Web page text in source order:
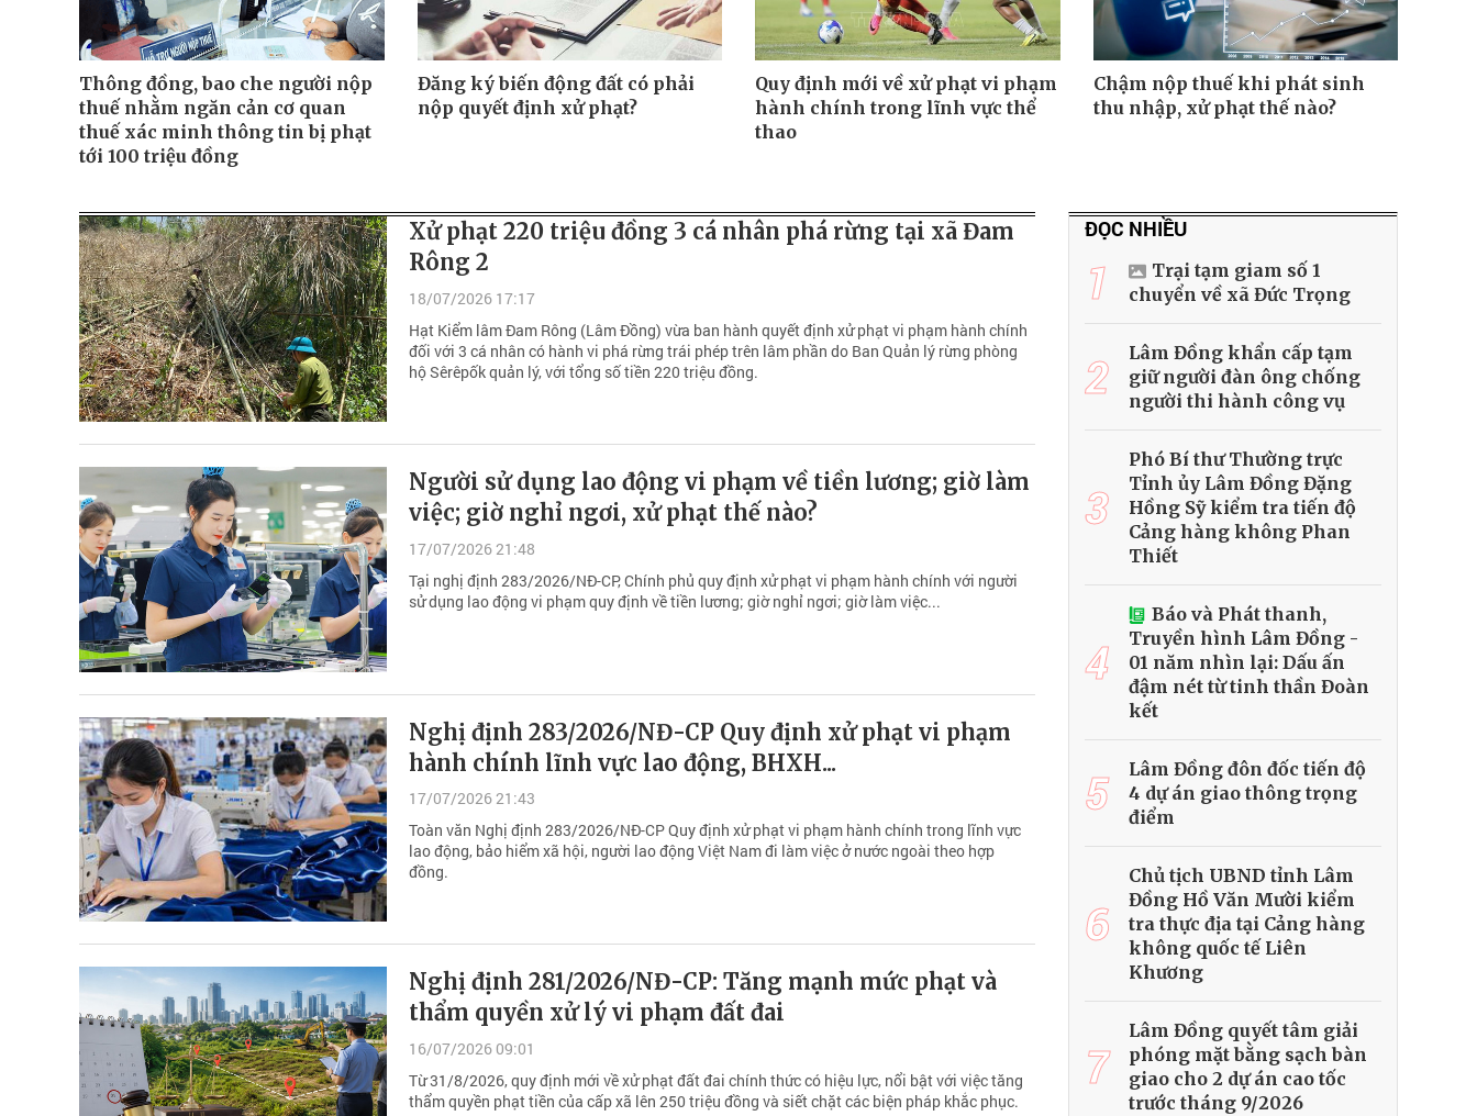
Thông đồng, bao che người nộp
thuế nhằm ngăn cản cơ quan
thuế xác minh thông tin bị phạt
tới 100 triệu đồng
Đăng ký biến động đất có phải
nộp quyết định xử phạt?
Quy định mới về xử phạt vi phạm
hành chính trong lĩnh vực thể
thao
Chậm nộp thuế khi phát sinh
thu nhập, xử phạt thế nào?
Xử phạt 220 triệu đồng 3 cá nhân phá rừng tại xã Đam
Rông 2
18/07/2026 17:17
Hạt Kiểm lâm Đam Rông (Lâm Đồng) vừa ban hành quyết định xử phạt vi phạm hành chính
đối với 3 cá nhân có hành vi phá rừng trái phép trên lâm phần do Ban Quản lý rừng phòng
hộ Sêrêpốk quản lý, với tổng số tiền 220 triệu đồng.
Người sử dụng lao động vi phạm về tiền lương; giờ làm
việc; giờ nghỉ ngơi, xử phạt thế nào?
17/07/2026 21:48
Tại nghị định 283/2026/NĐ-CP, Chính phủ quy định xử phạt vi phạm hành chính với người
sử dụng lao động vi phạm quy định về tiền lương; giờ nghỉ ngơi; giờ làm việc...
Nghị định 283/2026/NĐ-CP Quy định xử phạt vi phạm
hành chính lĩnh vực lao động, BHXH...
17/07/2026 21:43
Toàn văn Nghị định 283/2026/NĐ-CP Quy định xử phạt vi phạm hành chính trong lĩnh vực
lao động, bảo hiểm xã hội, người lao động Việt Nam đi làm việc ở nước ngoài theo hợp
đồng.
Nghị định 281/2026/NĐ-CP: Tăng mạnh mức phạt và
thẩm quyền xử lý vi phạm đất đai
16/07/2026 09:01
Từ 31/8/2026, quy định mới về xử phạt đất đai chính thức có hiệu lực, nổi bật với việc tăng
thẩm quyền phạt tiền của cấp xã lên 250 triệu đồng và siết chặt các biện pháp khắc phục.
ĐỌC NHIỀU
1
Trại tạm giam số 1
chuyển về xã Đức Trọng
2
Lâm Đồng khẩn cấp tạm
giữ người đàn ông chống
người thi hành công vụ
3
Phó Bí thư Thường trực
Tỉnh ủy Lâm Đồng Đặng
Hồng Sỹ kiểm tra tiến độ
Cảng hàng không Phan
Thiết
4
Báo và Phát thanh,
Truyền hình Lâm Đồng -
01 năm nhìn lại: Dấu ấn
đậm nét từ tinh thần Đoàn
kết
5
Lâm Đồng đôn đốc tiến độ
4 dự án giao thông trọng
điểm
6
Chủ tịch UBND tỉnh Lâm
Đồng Hồ Văn Mười kiểm
tra thực địa tại Cảng hàng
không quốc tế Liên
Khương
7
Lâm Đồng quyết tâm giải
phóng mặt bằng sạch bàn
giao cho 2 dự án cao tốc
trước tháng 9/2026